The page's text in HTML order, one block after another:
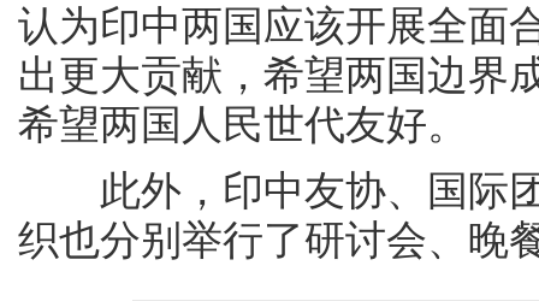
认为印中两国应该开展全面
出更大贡献，希望两国边界
希望两国人民世代友好。
此外，印中友协、国际团
织也分别举行了研讨会、晚